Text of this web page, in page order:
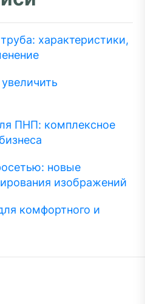
характеристики,
ПНП: комплексное
новые
изображений
комфортного и